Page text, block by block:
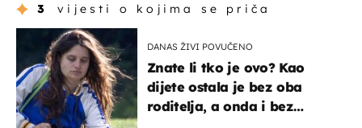
3 vijesti o kojima se priča
DANAS ŽIVI POVUČENO
Znate li tko je ovo? Kao
dijete ostala je bez oba
roditelja, a onda i bez